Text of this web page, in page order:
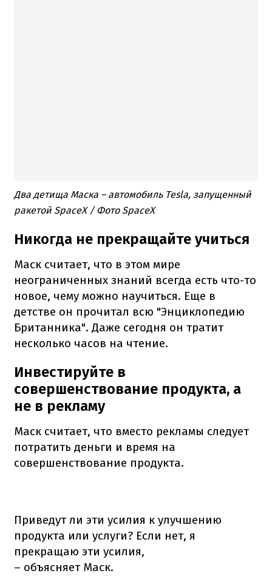
Два детища Маска – автомобиль Tesla, запущенный
ракетой SpaceX / Фото SpaceX
Никогда не прекращайте учиться
Маск считает, что в этом мире
неограниченных знаний всегда есть что-то
новое, чему можно научиться. Еще в
детстве он прочитал всю "Энциклопедию
Британника". Даже сегодня он тратит
несколько часов на чтение.
Инвестируйте в
совершенствование продукта, а
не в рекламу
Маск считает, что вместо рекламы следует
потратить деньги и время на
совершенствование продукта.
Приведут ли эти усилия к улучшению
продукта или услуги? Если нет, я
прекращаю эти усилия,
– объясняет Маск.